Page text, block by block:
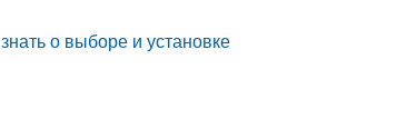
о выборе и установке